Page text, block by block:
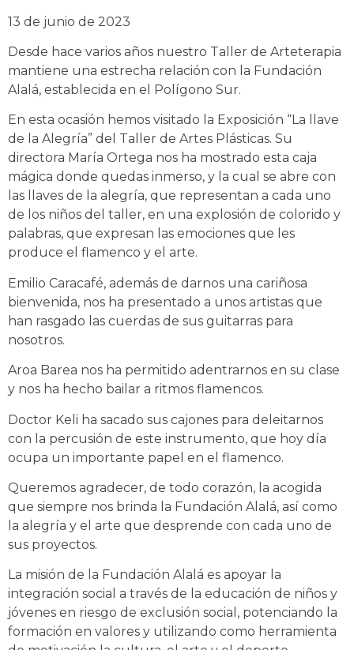
13 de junio de 2023
Desde hace varios años nuestro Taller de Arteterapia
mantiene una estrecha relación con la Fundación
Alalá, establecida en el Polígono Sur.
En esta ocasión hemos visitado la Exposición “La llave
de la Alegría” del Taller de Artes Plásticas. Su
directora María Ortega nos ha mostrado esta caja
mágica donde quedas inmerso, y la cual se abre con
las llaves de la alegría, que representan a cada uno
de los niños del taller, en una explosión de colorido y
palabras, que expresan las emociones que les
produce el flamenco y el arte.
Emilio Caracafé, además de darnos una cariñosa
bienvenida, nos ha presentado a unos artistas que
han rasgado las cuerdas de sus guitarras para
nosotros.
Aroa Barea nos ha permitido adentrarnos en su clase
y nos ha hecho bailar a ritmos flamencos.
Doctor Keli ha sacado sus cajones para deleitarnos
con la percusión de este instrumento, que hoy día
ocupa un importante papel en el flamenco.
Queremos agradecer, de todo corazón, la acogida
que siempre nos brinda la Fundación Alalá, así como
la alegría y el arte que desprende con cada uno de
sus proyectos.
La misión de la Fundación Alalá es apoyar la
integración social a través de la educación de niños y
jóvenes en riesgo de exclusión social, potenciando la
formación en valores y utilizando como herramienta